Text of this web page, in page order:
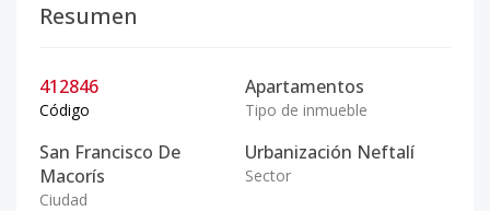
Resumen
412846
Código
Apartamentos
Tipo de inmueble
San Francisco De
Macorís
Ciudad
Urbanización Neftalí
Sector